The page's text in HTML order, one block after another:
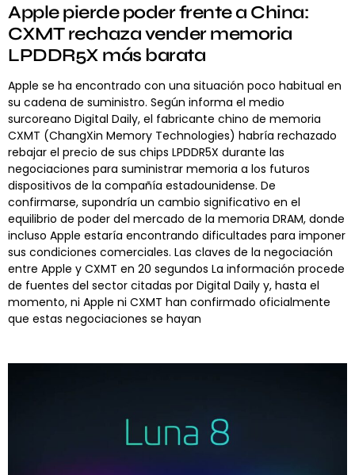
Apple pierde poder frente a China:
CXMT rechaza vender memoria
LPDDR5X más barata
Apple se ha encontrado con una situación poco habitual en
su cadena de suministro. Según informa el medio
surcoreano Digital Daily, el fabricante chino de memoria
CXMT (ChangXin Memory Technologies) habría rechazado
rebajar el precio de sus chips LPDDR5X durante las
negociaciones para suministrar memoria a los futuros
dispositivos de la compañía estadounidense. De
confirmarse, supondría un cambio significativo en el
equilibrio de poder del mercado de la memoria DRAM, donde
incluso Apple estaría encontrando dificultades para imponer
sus condiciones comerciales. Las claves de la negociación
entre Apple y CXMT en 20 segundos La información procede
de fuentes del sector citadas por Digital Daily y, hasta el
momento, ni Apple ni CXMT han confirmado oficialmente
que estas negociaciones se hayan